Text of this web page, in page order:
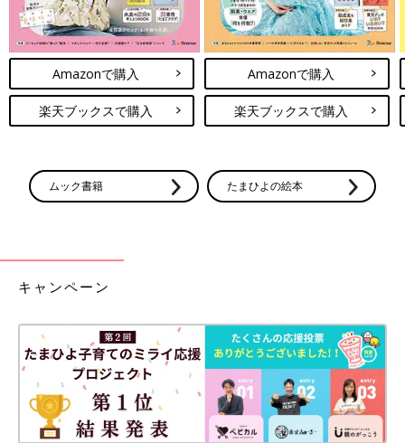
Amazonで購入
楽天ブックスで購入
Amazonで購入
楽天ブックスで購入
ムック書籍 たまひよの絵本
キャンペーン